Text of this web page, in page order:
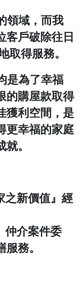
領域，而我
客戶破除往日
取得服務。
是為了幸福
的購屋款取得
獲利空間，是
更幸福的家庭
。
之新價值』經
仲介案件委
務。